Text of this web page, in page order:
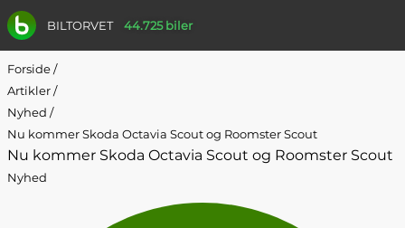
BILTORVET 44.725 biler
Forside/
Artikler/
Nyhed /
Nu kommer Skoda Octavia Scout og Roomster Scout
Nu kommer Skoda Octavia Scout og Roomster Scout
Nyhed